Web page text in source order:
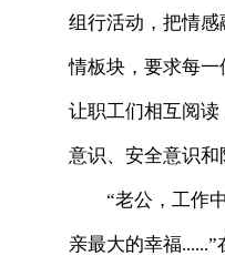
组行活动，把情
情板块，要求每
让职工们相互阅
意识、安全意识和
“老公，工作中
亲最大的幸福